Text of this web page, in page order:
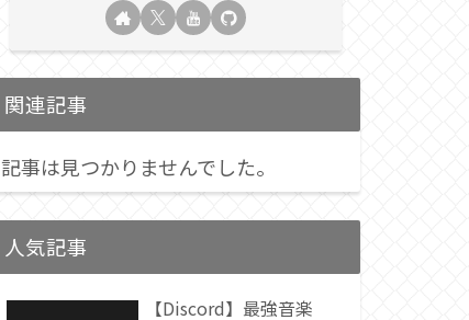
関連記事
記事は見つかりませんでした。
人気記事
【Discord】最強音楽